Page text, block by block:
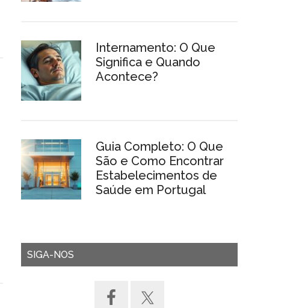
Internamento: O Que
Significa e Quando
Acontece?
Guia Completo: O Que
São e Como Encontrar
Estabelecimentos de
Saúde em Portugal
SIGA-NOS